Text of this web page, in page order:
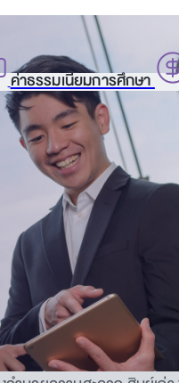
ค่าธรรมเนียมการศึกษา